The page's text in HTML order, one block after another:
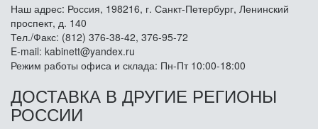
Наш адрес: Россия, 198216, г. Санкт-Петербург, Ленинский
проспект, д. 140
Тел./Факс: (812) 376-38-42, 376-95-72
E-mail: kabinett@yandex.ru
Режим работы офиса и склада: Пн-Пт 10:00-18:00
ДОСТАВКА В ДРУГИЕ РЕГИОНЫ
РОССИИ